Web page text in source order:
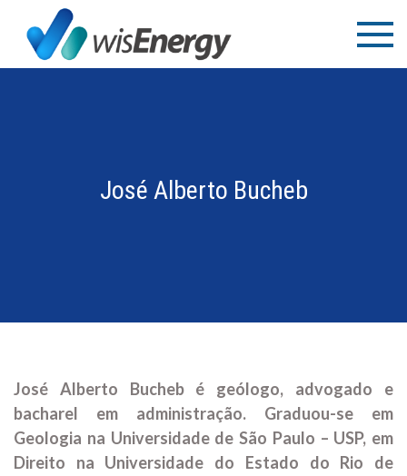
paraWisEnergy
Educação e
Consultoria
José Alberto Bucheb
José Alberto Bucheb é geólogo, advogado e
bacharel em administração. Graduou-se em
Geologia na Universidade de São Paulo – USP, em
Direito na Universidade do Estado do Rio de